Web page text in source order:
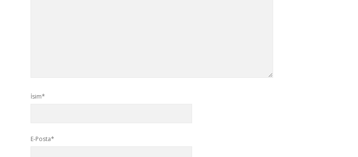
İsim*
E-Posta*